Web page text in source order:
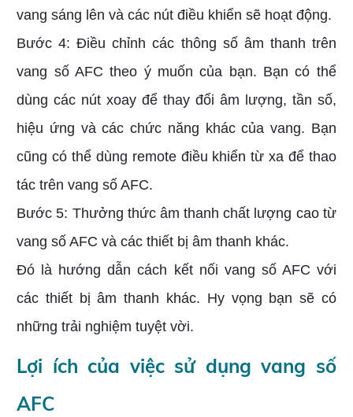
vang sáng lên và các nút điều khiển sẽ hoạt động.
Bước 4: Điều chỉnh các thông số âm thanh trên
vang số AFC theo ý muốn của bạn. Bạn có thể
dùng các nút xoay để thay đổi âm lượng, tần số,
hiệu ứng và các chức năng khác của vang. Bạn
cũng có thể dùng remote điều khiển từ xa để thao
tác trên vang số AFC.
Bước 5: Thưởng thức âm thanh chất lượng cao từ
vang số AFC và các thiết bị âm thanh khác.
Đó là hướng dẫn cách kết nối vang số AFC với
các thiết bị âm thanh khác. Hy vọng bạn sẽ có
những trải nghiệm tuyệt vời.
Lợi ích của việc sử dụng vang số
AFC